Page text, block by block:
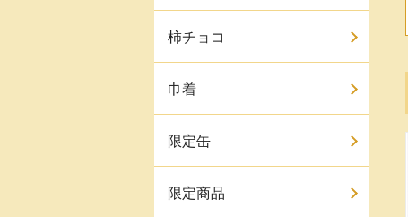
柿チョコ
巾着
限定缶
限定商品